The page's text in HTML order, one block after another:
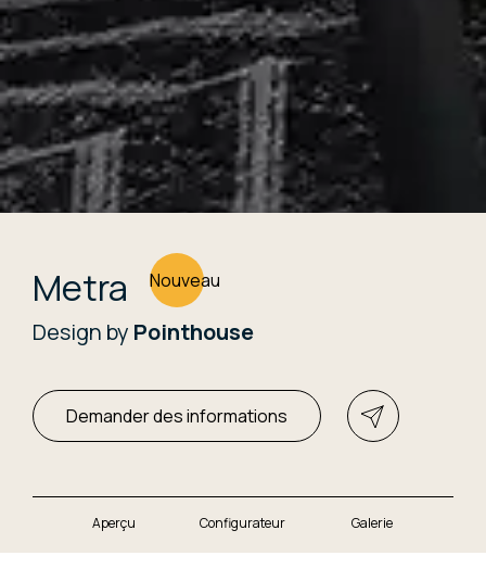
Metra Nouveau
Design by Pointhouse
Demander des informations
Aperçu Configurateur Galerie